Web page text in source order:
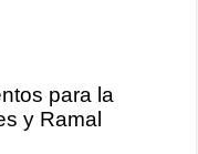
para la
y Ramal